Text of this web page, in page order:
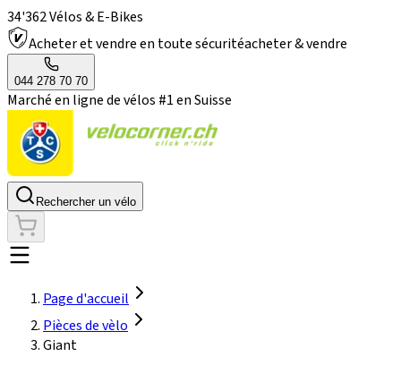
34'362 Vélos & E-Bikes
Acheter et vendre en toute sécuritéacheter & vendre
044 278 70 70
Marché en ligne de vélos #1 en Suisse
Rechercher un vélo
Page d'accueil
Pièces de vèlo
Giant